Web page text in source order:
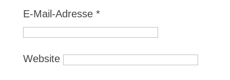
E-Mail-Adresse *
Website